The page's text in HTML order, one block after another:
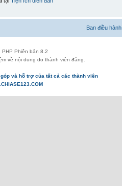
Ban điều hành
Phiên bản 8.2
về nội dung do thành viên đăng.
và hỗ trợ của tất cả các thành viên